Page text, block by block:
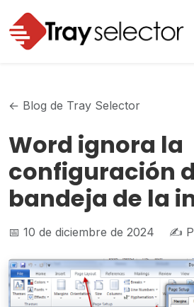
← Blog de Tray Selector
Word ignora la
configuración
bandeja de la
📅 10 de diciembre de 2024 ✍️